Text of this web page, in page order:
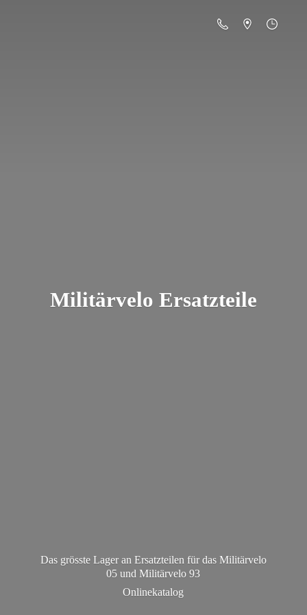
Militärvelo Ersatzteile
Das grösste Lager an Ersatzteilen für das Militärvelo
05 und Militärvelo 93
Onlinekatalog